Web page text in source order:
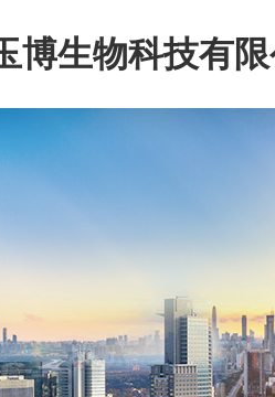
博生物科技有